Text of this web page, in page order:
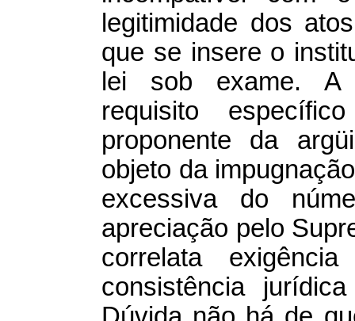
legitimidade dos
que se insere o
lei sob exame. A
requisito
proponente da
objeto da
excessiva do
apreciação pelo
correlata
consistência